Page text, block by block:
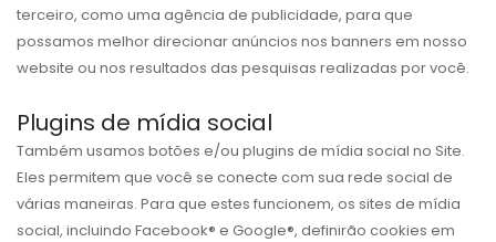
terceiro, como uma agência de publicidade, para que
possamos melhor direcionar anúncios nos banners em nosso
website ou nos resultados das pesquisas realizadas por você.
Plugins de mídia social
Também usamos botões e/ou plugins de mídia social no Site.
Eles permitem que você se conecte com sua rede social de
várias maneiras. Para que estes funcionem, os sites de mídia
social, incluindo Facebook® e Google®, definirão cookies em